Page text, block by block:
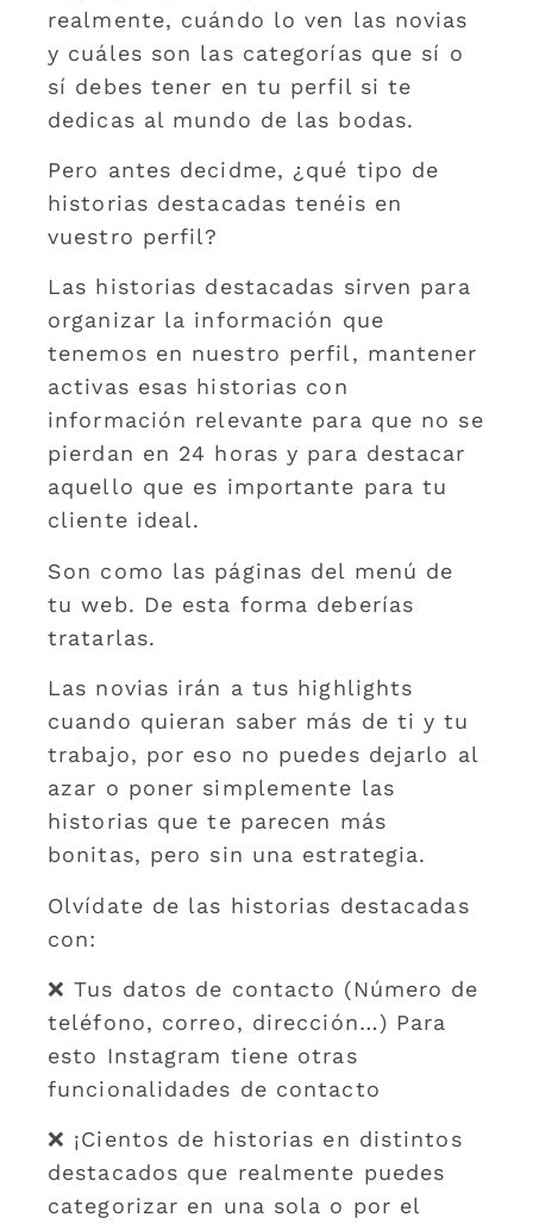
realmente, cuándo lo ven las novias
y cuáles son las categorías que sí o
sí debes tener en tu perfil si te
dedicas al mundo de las bodas.
Pero antes decidme, ¿qué tipo de
historias destacadas tenéis en
vuestro perfil?
Las historias destacadas sirven para
organizar la información que
tenemos en nuestro perfil, mantener
activas esas historias con
información relevante para que no se
pierdan en 24 horas y para destacar
aquello que es importante para tu
cliente ideal.
Son como las páginas del menú de
tu web. De esta forma deberías
tratarlas.
Las novias irán a tus highlights
cuando quieran saber más de ti y tu
trabajo, por eso no puedes dejarlo al
azar o poner simplemente las
historias que te parecen más
bonitas, pero sin una estrategia.
Olvídate de las historias destacadas
con:
❌ Tus datos de contacto (Número de
teléfono, correo, dirección…) Para
esto Instagram tiene otras
funcionalidades de contacto
❌ ¡Cientos de historias en distintos
destacados que realmente puedes
categorizar en una sola o por el